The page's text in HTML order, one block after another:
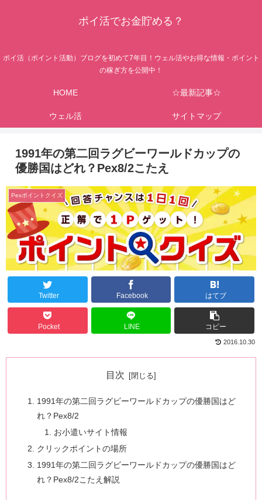
ポイ活でお金貯める？
ポイ活（ポイント活動）ブログを初めて7年目！ウェル活やお得な情報・ポイント
の稼ぎ方を公開中！
HOME ☆最新記事☆
ウェル活 サイトマップ
1991年の第二回ラグビーワールドカップの
優勝国はどれ？Pex8/2こたえ
Pexポイントクイズ
Twitter Facebook はてブ
Pocket LINE コピー
2016.10.30
目次
1991年の第二回ラグビーワールドカップの優勝国はど
れ？Pex8/2
お小遣いサイト情報
クリックポイントの場所
1991年の第二回ラグビーワールドカップの優勝国はど
れ？Pex8/2こたえ解説